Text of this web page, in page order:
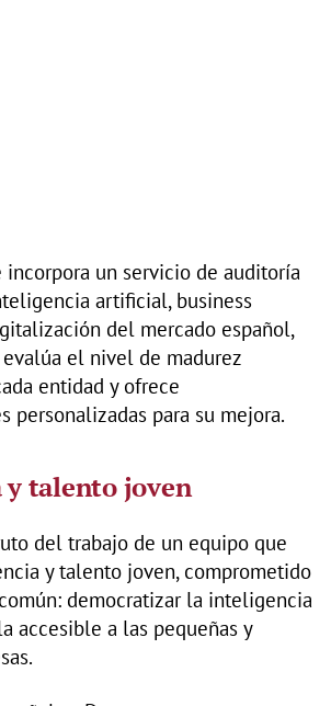
incorpora un servicio de auditoría
artificial, business
del mercado español,
el nivel de madurez
entidad y ofrece
personalizadas para su mejora.
y talento joven
del trabajo de un equipo que
y talento joven, comprometido
democratizar la inteligencia
accesible a las pequeñas y